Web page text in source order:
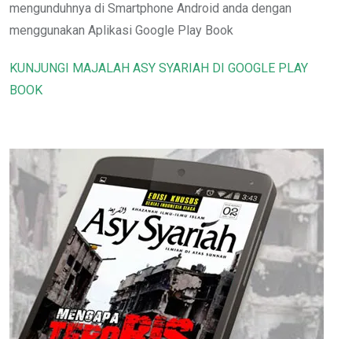
mengunduhnya di Smartphone Android anda dengan
menggunakan Aplikasi Google Play Book
KUNJUNGI MAJALAH ASY SYARIAH DI GOOGLE PLAY
BOOK